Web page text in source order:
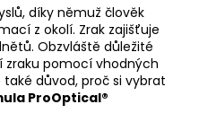
díky němuž člověk
z okolí. Zrak zajišťuje
Obzvláště důležité
zraku pomocí vhodných
důvod, proč si vybrat
ProOptical®